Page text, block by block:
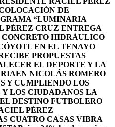
DE
“LUMINARIA
PÉREZ CRUZ ENTREGA
HIDRÁULICO
EN EL TENAYO
PROPUESTAS
EL DEPORTE Y LA
EN NICOLÁS ROMERO
Y CUMPLIENDO LOS
LOS CIUDADANOS LA
DESTINO FUTBOLERO
PÉREZ
CUATRO CASAS VIBRA